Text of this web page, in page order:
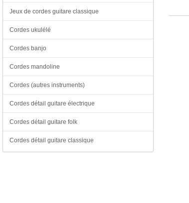
Jeux de cordes guitare classique
Cordes ukulélé
Cordes banjo
Cordes mandoline
Cordes (autres instruments)
Cordes détail guitare électrique
Cordes détail guitare folk
Cordes détail guitare classique